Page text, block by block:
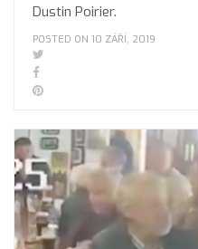
Dustin Poirier.
POSTED ON 10 ZÁŘÍ, 2019